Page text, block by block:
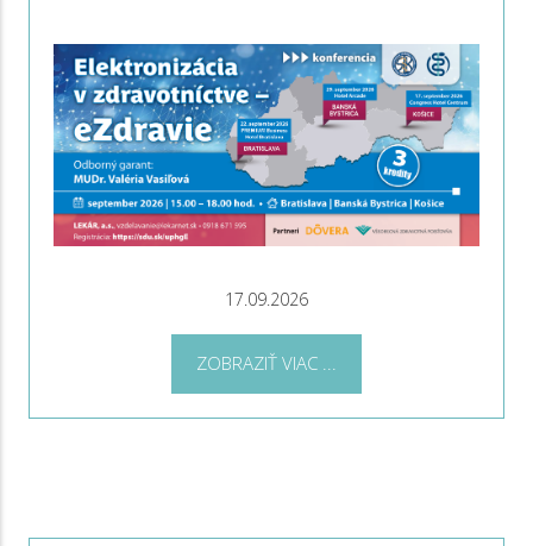
17.09.2026
ZOBRAZIŤ VIAC ...